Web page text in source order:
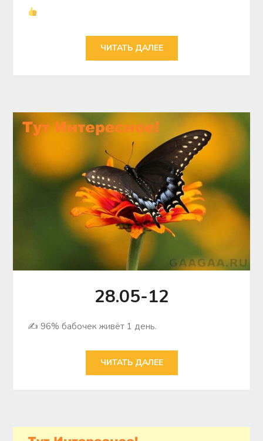
ЧИТАТЬ ДАЛЕЕ
28.05-12
✍ 96% бабочек живёт 1 день.
ЧИТАТЬ ДАЛЕЕ